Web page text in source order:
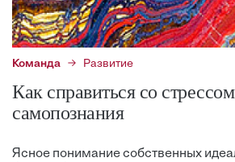
Команда Развитие
Как справиться со
самопознания
Ясное понимание собственных